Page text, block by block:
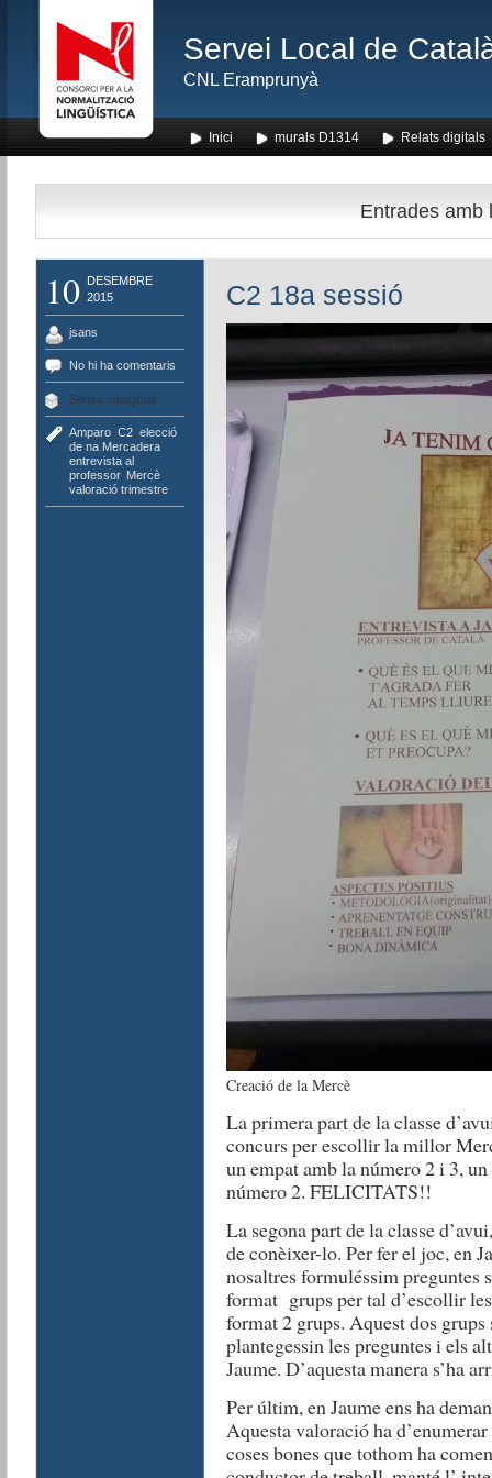
Servei Local de
CNL Eramprunyà
Inici murals D1314 Relats digitals
Entrades amb
10
DESEMBRE
2015
jsans
No hi ha comentaris
Sense categoria
Amparo, C2, elecció
de na Mercadera,
entrevista al
professor, Mercè,
valoració trimestre
C2 18a sessió
Creació de la Mercè
La primera part de la classe
concurs per escollir la millor
un empat amb la número 2 i 3,
número 2. FELICITATS!!
La segona part de la classe
de conèixer-lo. Per fer el joc, en
nosaltres formuléssim preguntes
format grups per tal d’escollir
format 2 grups. Aquest dos grups
plantegessin les preguntes i els
Jaume. D’aquesta manera s’ha
Per últim, en Jaume ens ha
Aquesta valoració ha
coses bones que tothom ha